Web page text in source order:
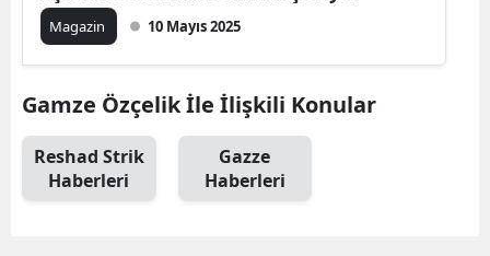
Magazin 10 Mayıs 2025
Gamze Özçelik İle İlişkili Konular
Reshad Strik
Haberleri
Gazze
Haberleri